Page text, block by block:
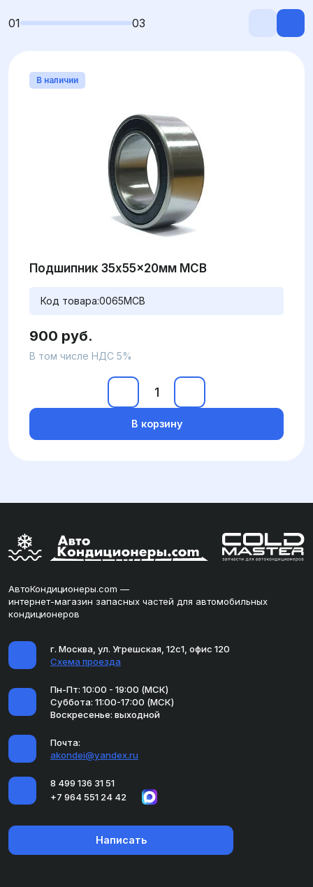
01 03
В наличии
Подшипник 35x55x20мм MCB
Код товара:0065MCB
900 руб.
В том числе НДС 5%
В корзину
АвтоКондиционеры.com —
интернет-магазин запасных частей для автомобильных
кондиционеров
г. Москва, ул. Угрешская, 12с1, офис 120
Схема проезда
Пн-Пт: 10:00 - 19:00 (МСК)
Суббота: 11:00-17:00 (МСК)
Воскресенье: выходной
Почта:
akondei@yandex.ru
8 499 136 31 51
+7 964 551 24 42
Написать